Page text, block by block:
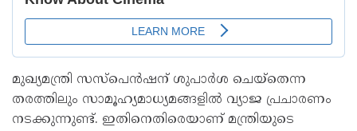
മുഖ്യമന്ത്രി സസ്പെൻഷന് ശുപാർശ ചെയ്തെന്ന
തരത്തിലും സാമൂഹ്യമാധ്യമങ്ങളിൽ വ്യാജ പ്രചാരണം
നടക്കുന്നുണ്ട്. ഇതിനെതിരെയാണ് മന്ത്രിയുടെ